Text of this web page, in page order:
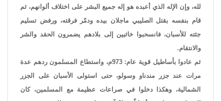
لله، وإن الإله الذي أعبده هو إله جميع البشر على اختلاف ألوانهم، ثم
قام بنفسه بقتل الصليبي ماجلان بيده ودمّر فرقته، ورفض تسليم
جثته للأسبان، فانسحبوا خائبين إلى بلادهم يضمرون الحقد والشر
والانتقام.
ثم عادوا بأساطيل قوية عام: 973م، واستطاع المسلمون ردهم عدة
مرات عند جزر مندناو وسولو، حتى استولى الأسبان على الجزر
الشمالية، وهكذا دخلوا في صراعات عظيمة مع المسلمين، كان